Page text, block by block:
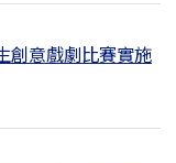
創意戲劇比賽實施